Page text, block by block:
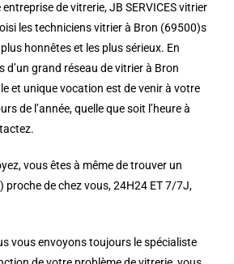
de vitrerie, JB SERVICES vitrier
les techniciens vitrier à Bron (69500)s
honnêtes et les plus sérieux. En
d’un grand réseau de vitrier à Bron
et unique vocation est de venir à votre
de l’année, quelle que soit l’heure à
vous êtes à même de trouver un
proche de chez vous, 24H24 ET 7/7J,
vous envoyons toujours le spécialiste